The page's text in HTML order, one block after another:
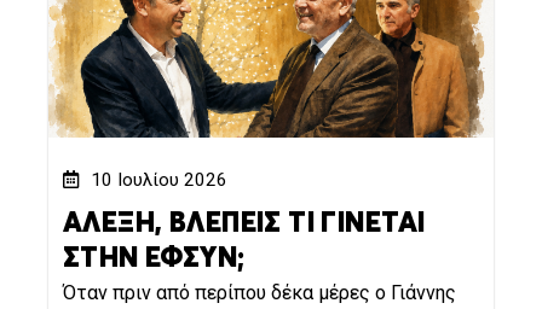
10 Ιουλίου 2026
ΑΛΕΞΗ, ΒΛΕΠΕΙΣ ΤΙ ΓΙΝΕΤΑΙ
ΣΤΗΝ ΕΦΣΥΝ;
Όταν πριν από περίπου δέκα μέρες ο Γιάννης